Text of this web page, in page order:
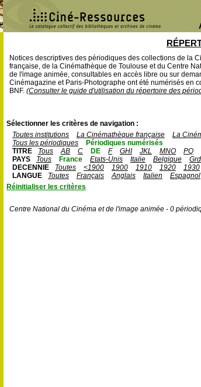
Notices descriptives des périodiques des collections de la
française, de la Cinémathèque de Toulouse et du Centre
de l'image animée, consultables en accès libre ou sur
Cinémagazine et Paris-Photographe ont été numérisés en
BNF. (Consulter le guide d'utilisation du répertoire des
Sélectionner les critères de navigation :
Toutes institutions
La Cinémathèque française La
Tous les périodiques
Périodiques numérisés
TITRE
Tous AB C DE F GHI JKL MNO PQ
PAYS
Tous France Etats-Unis Italie Belgique
DECENNIE
Toutes <1900 1900 1910 1920 1930
LANGUE
Toutes Français Anglais Italien Espagnol
Réinitialiser les critères
Centre National du Cinéma et de l'image animée - 0